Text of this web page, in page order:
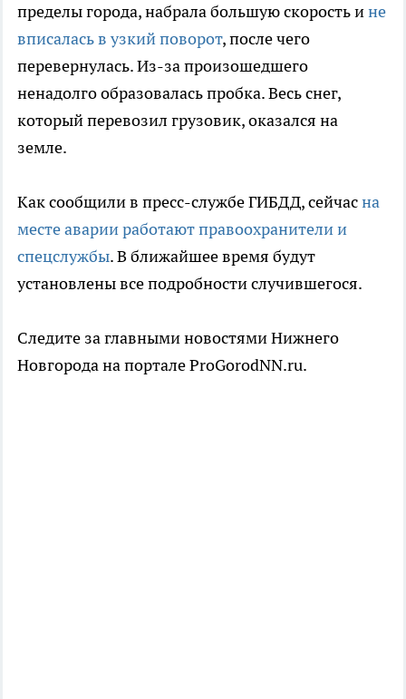
пределы города, набрала большую скорость ине
вписалась в узкий поворот, после чего
перевернулась. Из-за произошедшего
ненадолго образовалась пробка. Весь снег,
который перевозил грузовик, оказался на
земле.
Как сообщили в пресс-службе ГИБДД, сейчасна
месте аварии работают правоохранители и
спецслужбы. В ближайшее время будут
установлены все подробности случившегося.
Следите за главными новостями Нижнего
Новгорода на портале ProGorodNN.ru.